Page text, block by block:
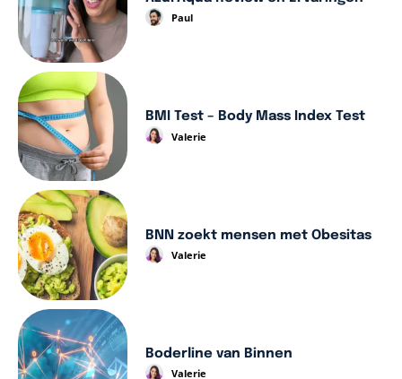
Paul
BMI Test – Body Mass Index Test
Valerie
BNN zoekt mensen met Obesitas
Valerie
Boderline van Binnen
Valerie